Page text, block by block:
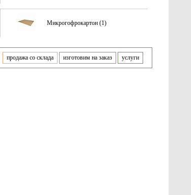
Микрогофрокартон (1)
продажа со склада изготовим на заказ услуги